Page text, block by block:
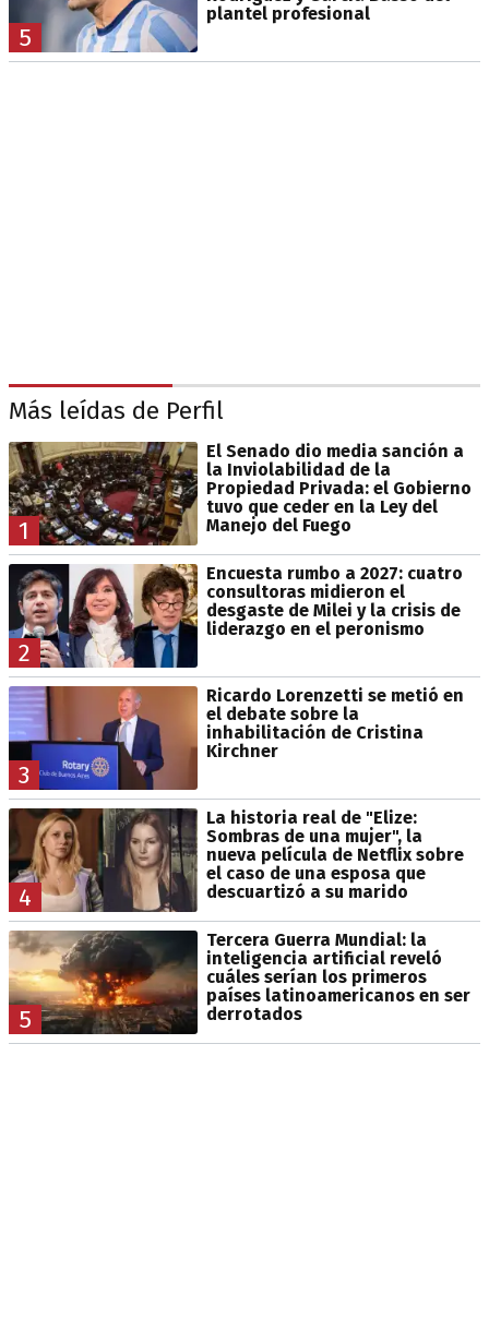
5
plantel profesional
Más leídas de Perfil
1
El Senado dio media sanción a
la Inviolabilidad de la
Propiedad Privada: el Gobierno
tuvo que ceder en la Ley del
Manejo del Fuego
2
Encuesta rumbo a 2027: cuatro
consultoras midieron el
desgaste de Milei y la crisis de
liderazgo en el peronismo
3
Ricardo Lorenzetti se metió en
el debate sobre la
inhabilitación de Cristina
Kirchner
4
La historia real de "Elize:
Sombras de una mujer", la
nueva película de Netflix sobre
el caso de una esposa que
descuartizó a su marido
5
Tercera Guerra Mundial: la
inteligencia artificial reveló
cuáles serían los primeros
países latinoamericanos en ser
derrotados